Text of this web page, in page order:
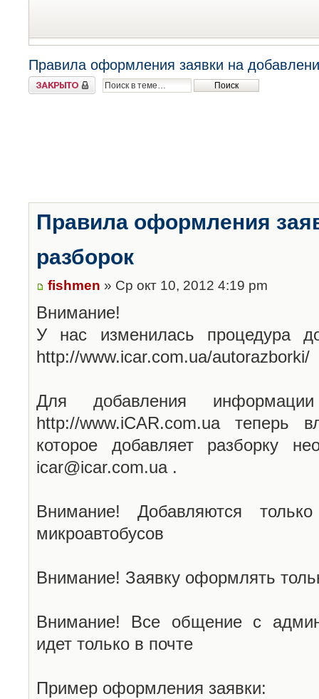
Правила оформления заявки на
Закрыто
Правила оформления
разборок
fishmen » Ср окт 10, 2012 4:19 pm
Внимание!
У нас изменилась процедура
http://www.icar.com.ua/autorazborki/
Для добавления
http://www.iCAR.com.ua теперь
которое добавляет разборку
icar@icar.com.ua .
Внимание! Добавляются
микроавтобусов
Внимание! Заявку оформлять
Внимание! Все общение с
идет только в почте
Пример оформления заявки: